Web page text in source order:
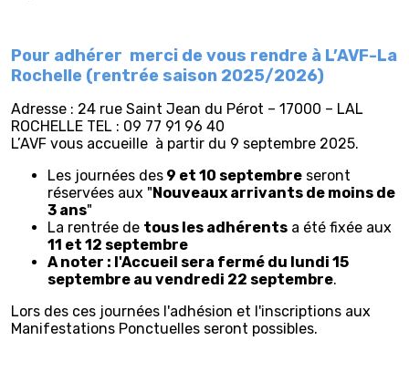
Pour adhérer merci de vous rendre à L’AVF-La
Rochelle (rentrée saison 2025/2026)
Adresse : 24 rue Saint Jean du Pérot – 17000 – LAL
ROCHELLE TEL : 09 77 91 96 40
L’AVF vous accueille à partir du 9 septembre 2025.
Les journées des 9 et 10 septembre seront
réservées aux "Nouveaux arrivants de moins de
3 ans"
La rentrée de tous les adhérents a été fixée aux
11 et 12 septembre
A noter : l'Accueil sera fermé du lundi 15
septembre au vendredi 22 septembre.
Lors des ces journées l'adhésion et l'inscriptions aux
Manifestations Ponctuelles seront possibles.